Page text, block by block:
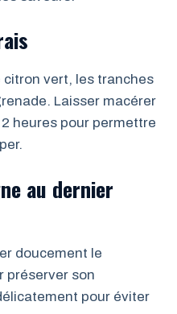
citron vert, les tranches
Laisser macérer
heures pour permettre
au dernier
doucement le
préserver son
pour éviter